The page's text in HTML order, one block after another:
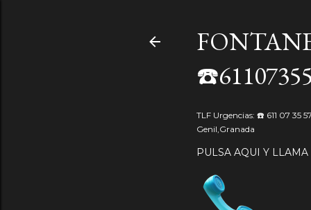
TLF Urgencias: ☎️ 611 07 35
Genil,Granada
PULSA AQUI Y